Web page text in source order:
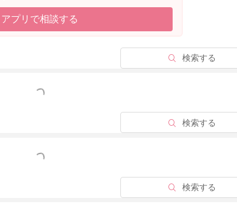
くれることもあるのではないかなと思います。
2024/6/4 10:37
アプリで相談する
検索する
もっと見る
検索する
もっと見る
検索する